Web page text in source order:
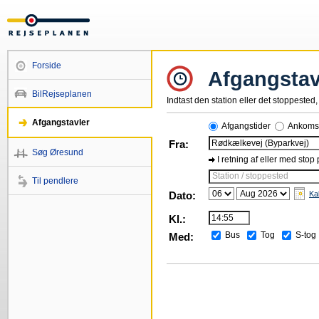
Forside
BilRejseplanen
Afgangstavler
Søg Øresund
Til pendlere
Indtast den station eller det
Afgangstider
Fra:
I retning af eller med stop
Station / stoppested
Dato:
Kl.:
Med:
Bus Tog S-tog